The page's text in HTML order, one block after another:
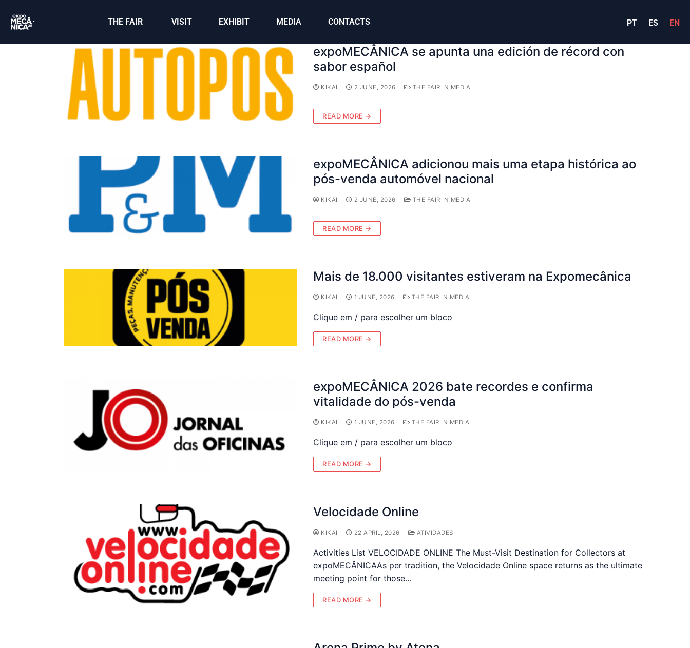
THE FAIR VISIT EXHIBIT MEDIA CONTACTS PT ES EN
expoMECÂNICA se apunta una edición de récord con
sabor español
KIKAI 2 JUNE, 2026 THE FAIR IN MEDIA
READ MORE →
expoMECÂNICA adicionou mais uma etapa histórica ao
pós-venda automóvel nacional
KIKAI 2 JUNE, 2026 THE FAIR IN MEDIA
READ MORE →
Mais de 18.000 visitantes estiveram na Expomecânica
KIKAI 1 JUNE, 2026 THE FAIR IN MEDIA
Clique em / para escolher um bloco
READ MORE →
expoMECÂNICA 2026 bate recordes e confirma
vitalidade do pós-venda
KIKAI 1 JUNE, 2026 THE FAIR IN MEDIA
Clique em / para escolher um bloco
READ MORE →
Velocidade Online
KIKAI 22 APRIL, 2026 ATIVIDADES
Activities List VELOCIDADE ONLINE The Must-Visit Destination for Collectors at
expoMECÂNICAAs per tradition, the Velocidade Online space returns as the ultimate
meeting point for those…
READ MORE →